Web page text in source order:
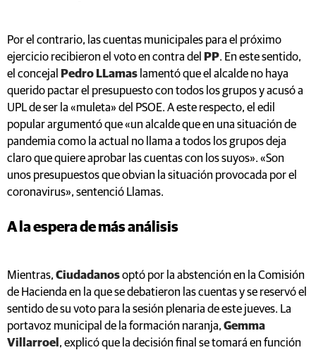
Por el contrario, las cuentas municipales para el próximo
ejercicio recibieron el voto en contra del
PP. En este sentido,
el concejal
Pedro LLamas lamentó que el alcalde no haya
querido pactar el presupuesto con todos los grupos y acusó a
UPL de ser la «muleta» del PSOE. A este respecto, el edil
popular argumentó que «un alcalde que en una situación de
pandemia como la actual no llama a todos los grupos deja
claro que quiere aprobar las cuentas con los suyos». «Son
unos presupuestos que obvian la situación provocada por el
coronavirus», sentenció Llamas.
A la espera de más análisis
Mientras, Ciudadanosoptó por la abstención en la Comisión
de Hacienda en la que se debatieron las cuentas y se reservó el
sentido de su voto para la sesión plenaria de este jueves. La
portavoz municipal de la formación naranja, Gemma
Villarroel , explicó que la decisión final se tomará en función